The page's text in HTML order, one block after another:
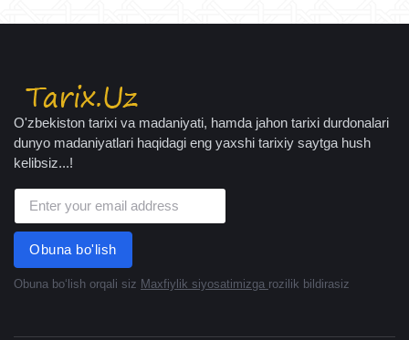
O'zbekiston tarixi va madaniyati, hamda jahon tarixi durdonalari
dunyo madaniyatlari haqidagi eng yaxshi tarixiy saytga hush
kelibsiz...!
Obuna bo'lish
Obuna boʻlish orqali siz Maxfiylik siyosatimizga rozilik bildirasiz